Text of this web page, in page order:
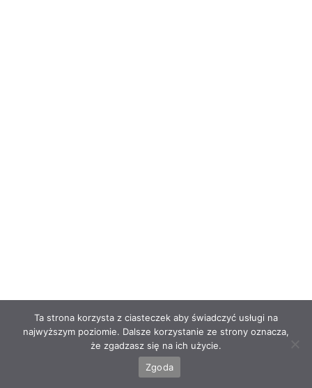
Ta strona korzysta z ciasteczek aby świadczyć usługi na
najwyższym poziomie. Dalsze korzystanie ze strony oznacza,
że zgadzasz się na ich użycie.
Zgoda